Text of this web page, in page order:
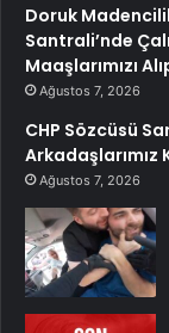
Doruk
Santrali’nde
Maaşlarımızı
Ağustos 7, 2026
CHP Sözcüsü
Arkadaşlarımız
Ağustos 7, 2026